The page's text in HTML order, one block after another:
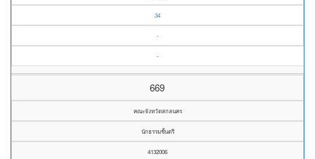
34
-
-
669
คณะจังหวัดสกลนคร
นักธรรมชั้นตรี
4132006